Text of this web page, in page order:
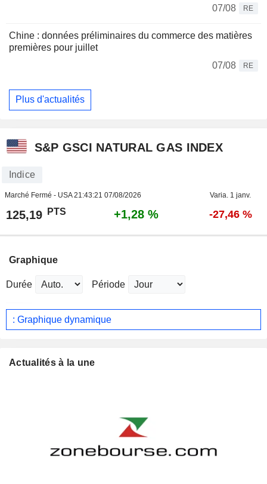
07/08
RE
Chine : données préliminaires du commerce des matières
premières pour juillet
07/08
RE
Plus d'actualités
S&P GSCI NATURAL GAS INDEX
Indice
Marché Fermé - USA21:43:21 07/08/2026 Varia. 1 janv.
125,19 PTS +1,28 % -27,46 %
Graphique
Durée Période
: Graphique dynamique
Actualités à la une